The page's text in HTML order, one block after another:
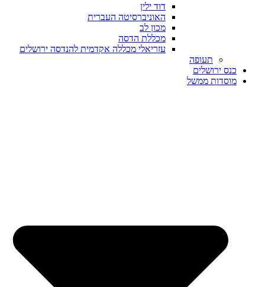
דוד ילין
האוניברסיטה העברית
מכון לב
מכללת הדסה
עזריאלי מכללה אקדמית להנדסה ירושלים
תעופה
כנס ירושלים
מוסדות ממשל